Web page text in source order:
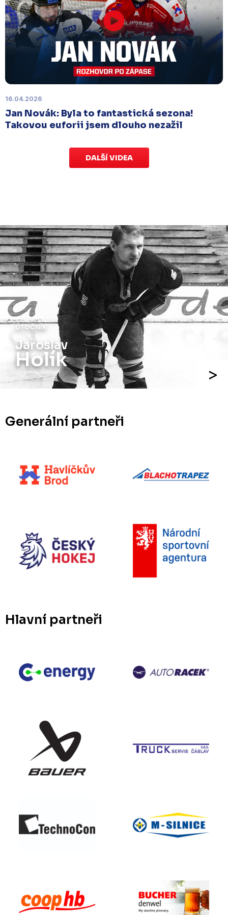
Náhradní termín 15. kola
Úterý 18. listopadu | Utkání 15. kola proti Ústí nad
Labem, které se mělo původně odehrát 15.
listopadu, bylo z důvodu marodky Slovanu
. Kluby se domluvily na náhradním
termínu, Bruslaři se s Ústím nad Labem utkají doma
v Kotlině ve středu 26. listopadu od 18:00.
16.04.2026
Jan Novák: Byla to fantastická sezona!
Takovou euforii jsem dlouho nezažil
DALŠÍ VIDEA
ÚTOČNÍK
Jaroslav
Holík
Generální partneři
Hlavní partneři